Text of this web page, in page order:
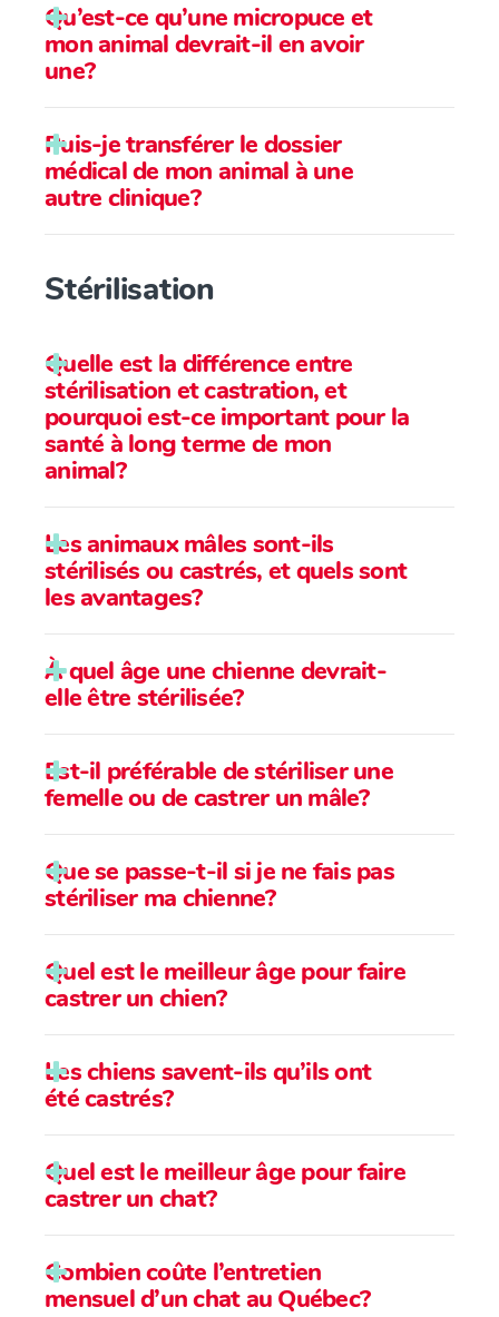
Qu’est-ce qu’une micropuce et
mon animal devrait-il en avoir
une?
Puis-je transférer le dossier
médical de mon animal à une
autre clinique?
Stérilisation
Quelle est la différence entre
stérilisation et castration, et
pourquoi est-ce important pour la
santé à long terme de mon
animal?
Les animaux mâles sont-ils
stérilisés ou castrés, et quels sont
les avantages?
À quel âge une chienne devrait-
elle être stérilisée?
Est-il préférable de stériliser une
femelle ou de castrer un mâle?
Que se passe-t-il si je ne fais pas
stériliser ma chienne?
Quel est le meilleur âge pour faire
castrer un chien?
Les chiens savent-ils qu’ils ont
été castrés?
Quel est le meilleur âge pour faire
castrer un chat?
Combien coûte l’entretien
mensuel d’un chat au Québec?